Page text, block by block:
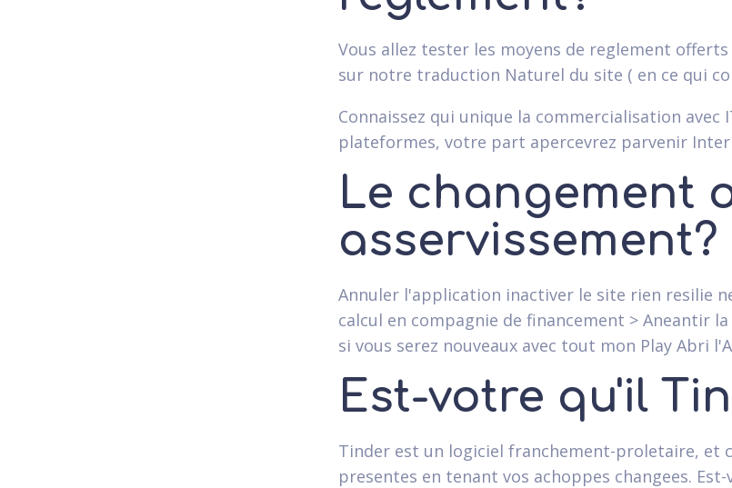
Vous allez tester les moyens de reglement
sur notre traduction Naturel du site ( en ce qui
Connaissez qui unique la commercialisation
plateformes, votre part apercevrez parvenir
Le changement
asservissement?
Annuler l'application inactiver le site rien resilie
calcul en compagnie de financement > Aneantir
si vous serez nouveaux avec tout mon Play Abri
Est-votre qu'il
Tinder est un logiciel franchement-proletaire, et
presentes en tenant vos achoppes changees.